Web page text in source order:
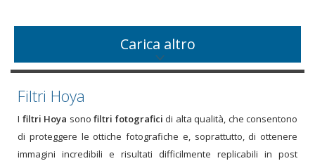
Carica altro
Filtri Hoya
I filtri Hoya sono filtri fotografici di alta qualità, che consentono
di proteggere le ottiche fotografiche e, soprattutto, di ottenere
immagini incredibili e risultati difficilmente replicabili in post